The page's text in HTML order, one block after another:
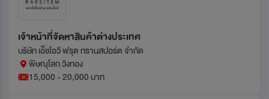
เจ้าหน้าที่จัดหาสินค้าต่างประเทศ
บริษัท เอ็ชโอวี ฟรุต ทรานสปอร์ต จำกัด
พิษณุโลก วังทอง
15,000 - 20,000 บาท